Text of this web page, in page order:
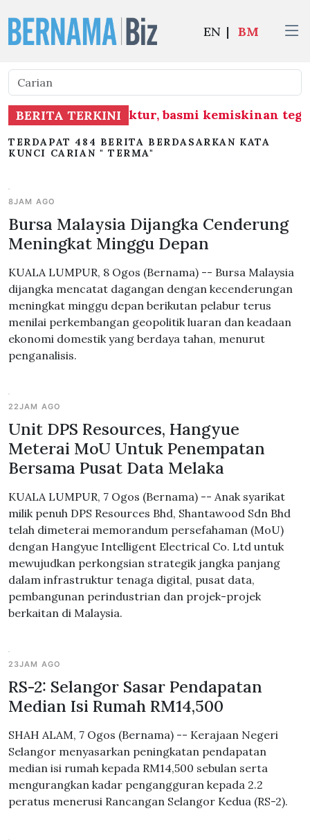
EN | BM
BERITA TERKINI
infrastruktur, basmi kemiskinan tegar
TERDAPAT 484 BERITA BERDASARKAN KATA
KUNCI CARIAN " TERMA"
8JAM AGO
Bursa Malaysia Dijangka Cenderung
Meningkat Minggu Depan
KUALA LUMPUR, 8 Ogos (Bernama) -- Bursa Malaysia
dijangka mencatat dagangan dengan kecenderungan
meningkat minggu depan berikutan pelabur terus
menilai perkembangan geopolitik luaran dan keadaan
ekonomi domestik yang berdaya tahan, menurut
penganalisis.
22JAM AGO
Unit DPS Resources, Hangyue
Meterai MoU Untuk Penempatan
Bersama Pusat Data Melaka
KUALA LUMPUR, 7 Ogos (Bernama) -- Anak syarikat
milik penuh DPS Resources Bhd, Shantawood Sdn Bhd
telah dimeterai memorandum persefahaman (MoU)
dengan Hangyue Intelligent Electrical Co. Ltd untuk
mewujudkan perkongsian strategik jangka panjang
dalam infrastruktur tenaga digital, pusat data,
pembangunan perindustrian dan projek-projek
berkaitan di Malaysia.
23JAM AGO
RS-2: Selangor Sasar Pendapatan
Median Isi Rumah RM14,500
SHAH ALAM, 7 Ogos (Bernama) -- Kerajaan Negeri
Selangor menyasarkan peningkatan pendapatan
median isi rumah kepada RM14,500 sebulan serta
mengurangkan kadar pengangguran kepada 2.2
peratus menerusi Rancangan Selangor Kedua (RS-2).